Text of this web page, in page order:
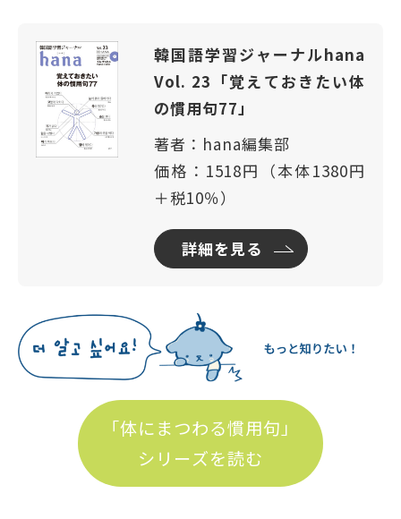
韓国語学習ジャーナルhana
Vol. 23「覚えておきたい体
の慣用句77」
著者：hana編集部
価格：1518円（本体1380円
＋税10％）
詳細を見る
「体にまつわる慣用句」
シリーズを読む